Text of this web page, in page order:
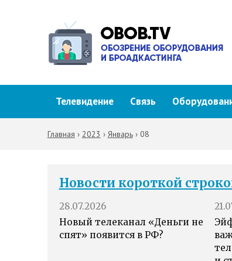
Телевидение Связь
Главная › 2023 › Январь› 08
Новости короткой
28.07.2026
Новый телеканал «Деньги не
спят» появится в РФ?